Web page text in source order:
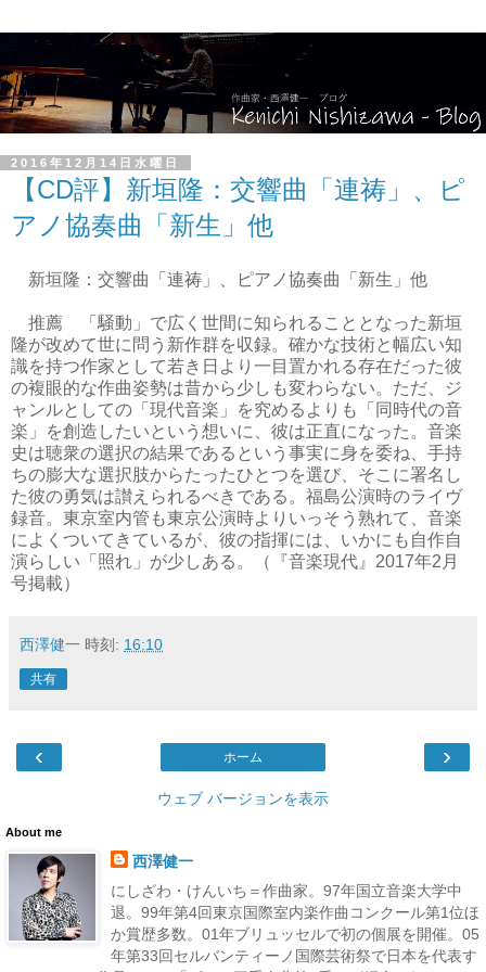
2016年12月14日水曜日
【CD評】新垣隆：交響曲「連祷」、ピ
アノ協奏曲「新生」他
新垣隆：交響曲「連祷」、ピアノ協奏曲「新生」他
推薦 「騒動」で広く世間に知られることとなった新垣
隆が改めて世に問う新作群を収録。確かな技術と幅広い知
識を持つ作家として若き日より一目置かれる存在だった彼
の複眼的な作曲姿勢は昔から少しも変わらない。ただ、ジ
ャンルとしての「現代音楽」を究めるよりも「同時代の音
楽」を創造したいという想いに、彼は正直になった。音楽
史は聴衆の選択の結果であるという事実に身を委ね、手持
ちの膨大な選択肢からたったひとつを選び、そこに署名し
た彼の勇気は讃えられるべきである。福島公演時のライヴ
録音。東京室内管も東京公演時よりいっそう熟れて、音楽
によくついてきているが、彼の指揮には、いかにも自作自
演らしい「照れ」が少しある。（『音楽現代』2017年2月
号掲載）
西澤健一 時刻: 16:10
共有
‹ ›
ホーム
ウェブ バージョンを表示
About me
西澤健一
にしざわ・けんいち＝作曲家。97年国立音楽大学中
退。99年第4回東京国際室内楽作曲コンクール第1位ほ
か賞歴多数。01年ブリュッセルで初の個展を開催。05
年第33回セルバンティーノ国際芸術祭で日本を代表す